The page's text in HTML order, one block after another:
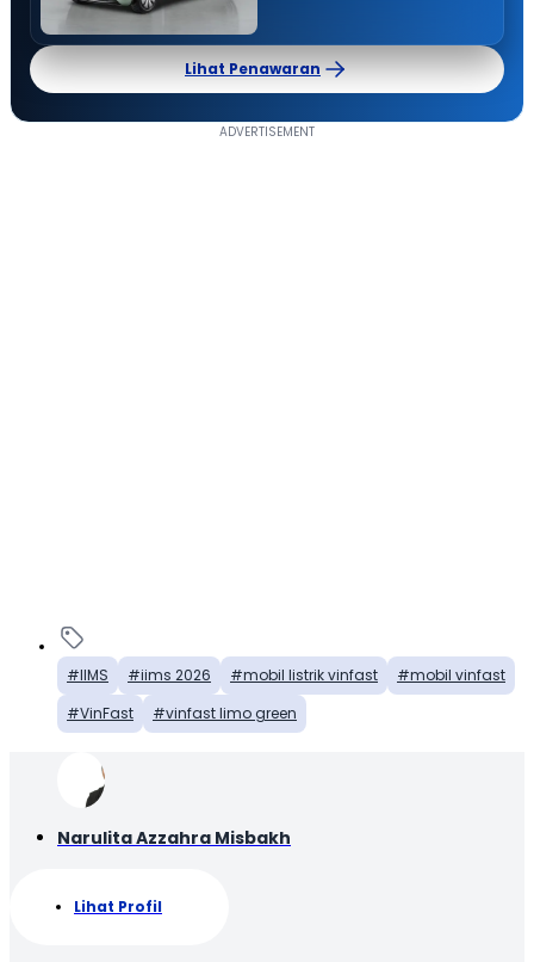
Lihat Penawaran
IIMS iims 2026 mobil listrik vinfast
mobil vinfast
VinFast
vinfast limo green
Narulita Azzahra Misbakh
Lihat Profil